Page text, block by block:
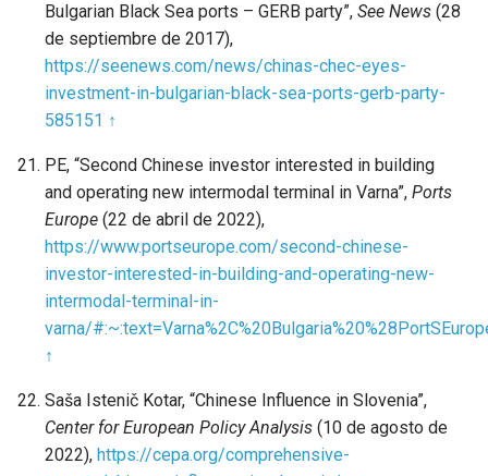
Bulgarian Black Sea ports – GERB party”, See News (28
de septiembre de 2017),
https://seenews.com/news/chinas-chec-eyes-
investment-in-bulgarian-black-sea-ports-gerb-party-
585151 ↑
PE, “Second Chinese investor interested in building
and operating new intermodal terminal in Varna”, Ports
Europe (22 de abril de 2022),
https://www.portseurope.com/second-chinese-
investor-interested-in-building-and-operating-new-
intermodal-terminal-in-
varna/
↑
Saša Istenič Kotar, “Chinese Influence in Slovenia”,
Center for European Policy Analysis (10 de agosto de
2022), https://cepa.org/comprehensive-